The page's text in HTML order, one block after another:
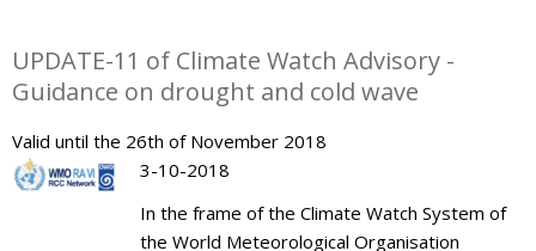
UPDATE-11 of Climate Watch Advisory -
Guidance on drought and cold wave
Valid until the 26th of November 2018
3-10-2018
In the frame of the Climate Watch System of
the World Meteorological Organisation